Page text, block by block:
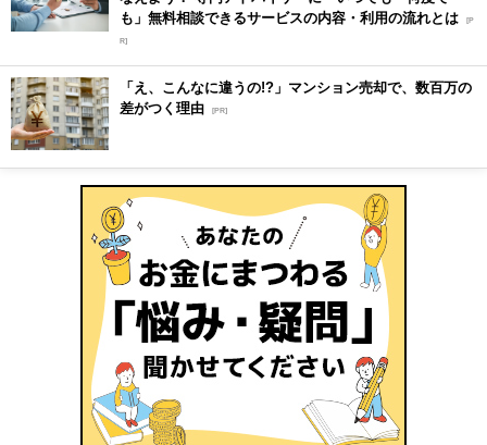
も」無料相談できるサービスの内容・利用の流れとは [P
R]
「え、こんなに違うの!?」マンション売却で、数百万の
差がつく理由 [PR]